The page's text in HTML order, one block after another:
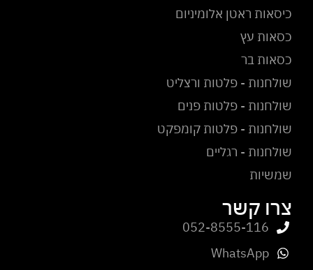
כיסאות ראטן אלומיניום
כסאות עץ
כסאות בר
שולחנות - פלטות ורצליט
שולחנות - פלטות פנים
שולחנות - פלטות קומפקט
שולחנות - רגליים
שמשיות
צרו קשר
052-8555-116
WhatsApp